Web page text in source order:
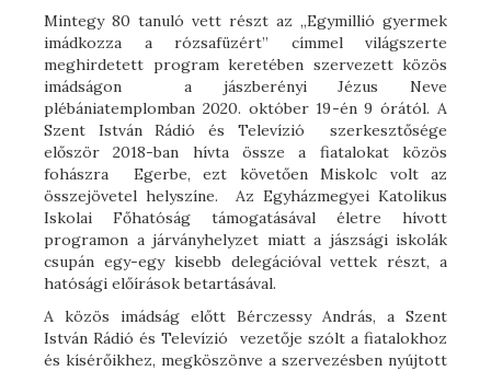
Mintegy 80 tanuló vett részt az „Egymillió gyermek
imádkozza a rózsafüzért” címmel világszerte
meghirdetett program keretében szervezett közös
imádságon a jászberényi Jézus Neve
plébániatemplomban 2020. október 19-én 9 órától. A
Szent István Rádió és Televízió szerkesztősége
először 2018-ban hívta össze a fiatalokat közös
fohászra Egerbe, ezt követően Miskolc volt az
összejövetel helyszíne. Az Egyházmegyei Katolikus
Iskolai Főhatóság támogatásával életre hívott
programon a járványhelyzet miatt a jászsági iskolák
csupán egy-egy kisebb delegációval vettek részt, a
hatósági előírások betartásával.
A közös imádság előtt Bérczessy András, a Szent
István Rádió és Televízió vezetője szólt a fiatalokhoz
és kísérőikhez, megköszönve a szervezésben nyújtott